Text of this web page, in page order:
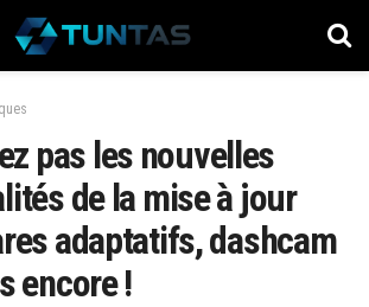
pas les nouvelles
de la mise à jour
adaptatifs, dashcam
encore !